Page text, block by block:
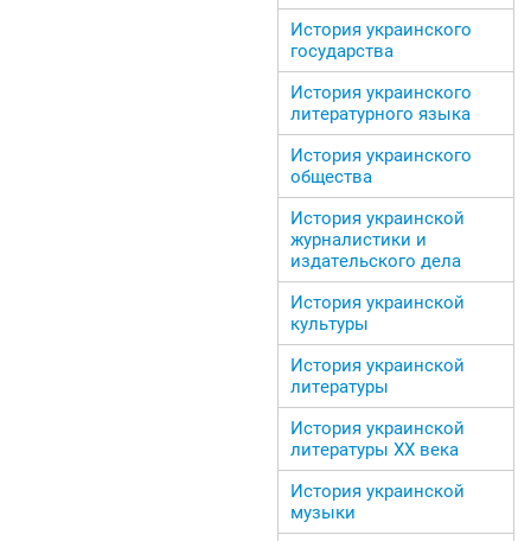
История украинского
государства
История украинского
литературного языка
История украинского
общества
История украинской
журналистики и
издательского дела
История украинской
культуры
История украинской
литературы
История украинской
литературы ХХ века
История украинской
музыки